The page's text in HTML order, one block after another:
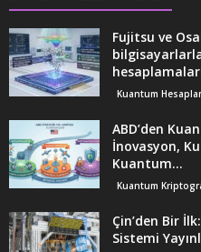
Fujitsu ve
Kuantum
ABD’den
İnovasyon,
Kuantum...
Kuantum
Çin’den Bir
Sistemi